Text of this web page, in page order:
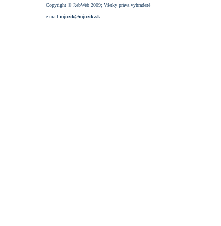
Copyright © RebWeb 2009; Všetky práva vyhradené
e-mail:mjuzik@mjuzik.sk